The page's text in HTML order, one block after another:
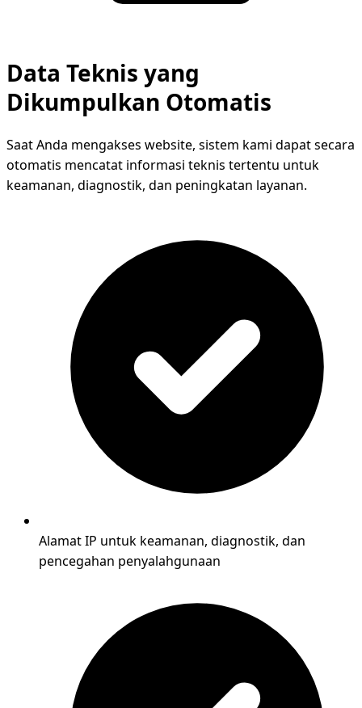
Data Teknis yang
Dikumpulkan Otomatis
Saat Anda mengakses website, sistem kami dapat secara
otomatis mencatat informasi teknis tertentu untuk
keamanan, diagnostik, dan peningkatan layanan.
Alamat IP untuk keamanan, diagnostik, dan
pencegahan penyalahgunaan